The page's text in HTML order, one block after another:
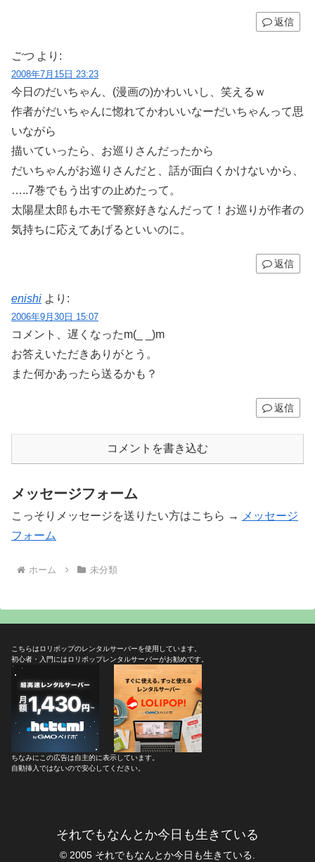
返信
ごつ より:
2008年7月15日 23:23
今日のだいちゃん、(漫画の)かわいいし、笑えるｗ
作者がだいちゃんに惚れてかわいいなーだいちゃんって思
いながら
描いていったら、お巡りさんだったから
だいちゃんがお巡りさんだと、話が面白くかけないから、
…..7巻でもう出すの止めたって。
太陽星太郎もホモで警察好きなんだって！お巡りが作者の
気持ちに応えてあげるといいのに。
返信
enishi より:
2006年9月30日 15:07
コメント、遅くなったm(_ _)m
お答えいただきありがとう。
また何かあったら送るかも？
返信
コメントを書き込む
メッセージフォーム
こっそりメッセージを送りたい方はこちら →
メッセージ
フォーム
ホーム 未分類
こちらはロリポップのレンタルサーバーを使用しています。
初心者・入門にはロリポップレンタルサーバーがお勧めです。
ちなみにこの広告は自主的に表示しています。
自動挿入ではないので安心してください。
それでもなんとか今日も生きている
© 2005 それでもなんとか今日も生きている.